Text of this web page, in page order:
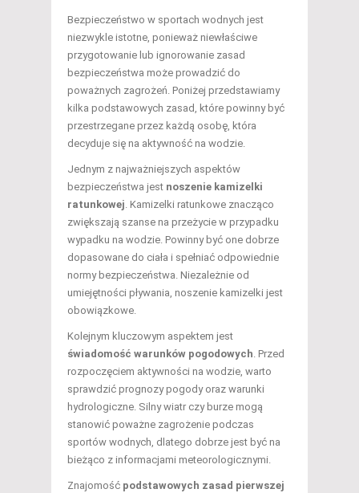
Bezpieczeństwo w sportach wodnych jest
niezwykle istotne, ponieważ niewłaściwe
przygotowanie lub ignorowanie zasad
bezpieczeństwa może prowadzić do
poważnych zagrożeń. Poniżej przedstawiamy
kilka podstawowych zasad, które powinny być
przestrzegane przez każdą osobę, która
decyduje się na aktywność na wodzie.
Jednym z najważniejszych aspektów
bezpieczeństwa jest noszenie kamizelki
ratunkowej. Kamizelki ratunkowe znacząco
zwiększają szanse na przeżycie w przypadku
wypadku na wodzie. Powinny być one dobrze
dopasowane do ciała i spełniać odpowiednie
normy bezpieczeństwa. Niezależnie od
umiejętności pływania, noszenie kamizelki jest
obowiązkowe.
Kolejnym kluczowym aspektem jest
świadomość warunków pogodowych. Przed
rozpoczęciem aktywności na wodzie, warto
sprawdzić prognozy pogody oraz warunki
hydrologiczne. Silny wiatr czy burze mogą
stanowić poważne zagrożenie podczas
sportów wodnych, dlatego dobrze jest być na
bieżąco z informacjami meteorologicznymi.
Znajomość podstawowych zasad pierwszej